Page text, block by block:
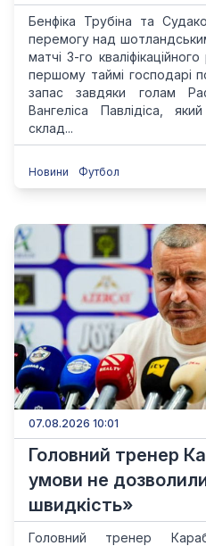
Бенфіка Трубіна та
перемогу над
матчі 3-го
першому таймі господарі
запас завдяки голам
Вангеліса Павлідіса,
склад...
Новини Футбол
07.08.2026 10:01
Головний тренер
умови не
швидкість»
Головний тренер